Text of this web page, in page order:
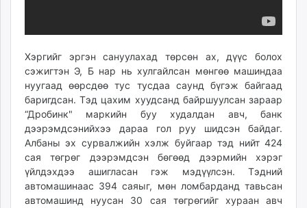
Хэргийг эргэн сануулахад төрсөн ах, дүүс болох
сэжигтэн Э, Б нар нь хулгайлсан мөнгөө машиндаа
нуугаад өөрсдөө тус тусдаа саунд бүгэж байгаад
баригдсан. Тэд цахим хуудсанд байршуулсан зараар
“Дробинк" маркийн буу худалдан авч, банк
дээрэмдсэнийхээ дараа гол руу шидсэн байдаг.
Албаны эх сурвалжийн хэлж буйгаар тэд нийт 424
сая төгрөг дээрэмдсэн бөгөөд дээрмийн хэрэг
үйлдэхдээ ашигласан гэж мэдүүлсэн. Тэдний
автомашинаас 394 саяыг, мөн ломбарданд тавьсан
автомашинд нуусан 30 сая төгрөгийг хураан авч